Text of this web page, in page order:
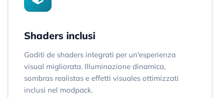
Shaders inclusi
Goditi de shaders integrati per un'esperienza
visual migliorata. Illuminazione dinamica,
sombras realistas e effetti visuales ottimizzati
inclusi nel modpack.